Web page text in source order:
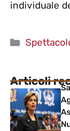
individuale
Categorie
Articoli